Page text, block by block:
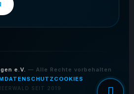
e.V. — Alle Rechte vorbehalten
DATENSCHUTZ COOKIES
SEIT 2019